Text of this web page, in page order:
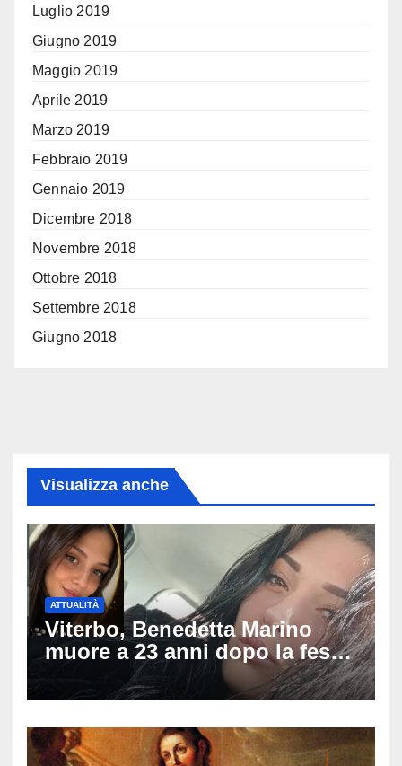
Luglio 2019
Giugno 2019
Maggio 2019
Aprile 2019
Marzo 2019
Febbraio 2019
Gennaio 2019
Dicembre 2018
Novembre 2018
Ottobre 2018
Settembre 2018
Giugno 2018
Visualizza anche
ATTUALITÀ
Viterbo, Benedetta Marino
muore a 23 anni dopo la festa
di compleanno: trovata senza
vita nell’ex consorzio, è giallo